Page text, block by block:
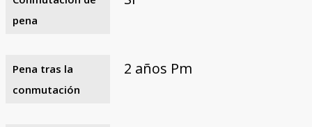
pena
Pena tras la
conmutación
2 años Pm